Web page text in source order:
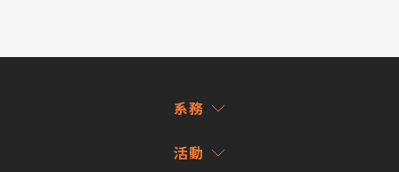
系務
活動